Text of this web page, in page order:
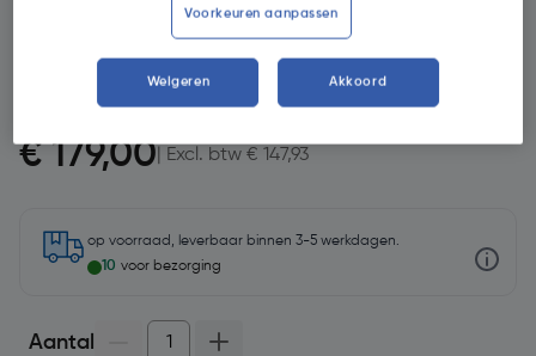
€ 179,00 | Excl. btw € 147,93
op voorraad, leverbaar binnen 3-5 werkdagen.
10 voor bezorging
Aantal
Voorkeuren aanpassen
Weigeren Akkoord